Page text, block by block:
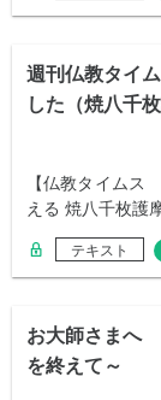
週刊仏教タイ
した（焼八千
【仏教タイム
える 焼八千枚護
テキスト
お大師さまへ
を終えて～